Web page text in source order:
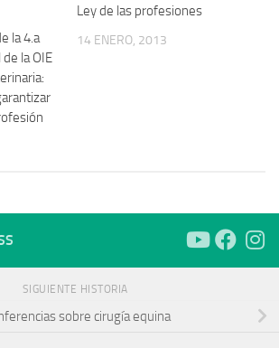
la 4.a
la OIE
Ley de las profesiones
14 ENERO, 2013
SIGUIENTE HISTORIA
sobre cirugía equina